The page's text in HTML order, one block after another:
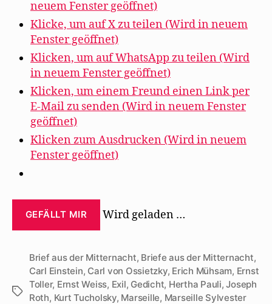
neuem Fenster geöffnet)
Klicke, um auf X zu teilen (Wird in neuem
Fenster geöffnet)
Klicken, um auf WhatsApp zu teilen (Wird
in neuem Fenster geöffnet)
Klicken, um einem Freund einen Link per
E-Mail zu senden (Wird in neuem Fenster
geöffnet)
Klicken zum Ausdrucken (Wird in neuem
Fenster geöffnet)
GEFÄLLT MIR Wird geladen …
Schlagwörter
Brief aus der Mitternacht, Briefe aus der Mitternacht,
Carl Einstein, Carl von Ossietzky, Erich Mühsam, Ernst
Toller, Ernst Weiss, Exil, Gedicht, Hertha Pauli,Joseph
Roth, Kurt Tucholsky, Marseille, Marseille Sylvester